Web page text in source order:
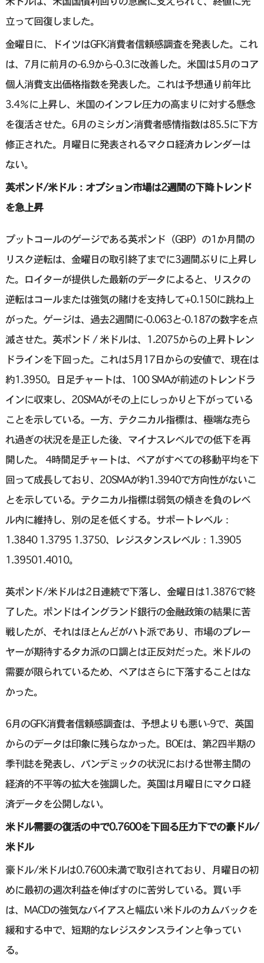
立って回復しました。
金曜日に、ドイツはGFK消費者信頼感調査を発表した。これ
は、7月に前月の-6.9から-0.3に改善した。米国は5月のコア
個人消費支出価格指数を発表した。これは予想通り前年比
3.4％に上昇し、米国のインフレ圧力の高まりに対する懸念
を復活させた。6月のミシガン消費者感情指数は85.5に下方
修正された。月曜日に発表されるマクロ経済カレンダーは
ない。
英ポンド/米ドル：オプション市場は2週間の下降トレンド
を急上昇
プットコールのゲージである英ポンド（GBP）の1か月間の
リスク逆転は、金曜日の取引終了までに3週間ぶりに上昇し
た。ロイターが提供した最新のデータによると、リスクの
逆転はコールまたは強気の賭けを支持して+0.150に跳ね上
がった。ゲージは、過去2週間に-0.063と-0.187の数字を点
滅させた。英ポンド / 米ドルは、1.2075からの上昇トレン
ドラインを下回った。これは5月17日からの安値で、現在は
約1.3950。日足チャートは、100 SMAが前述のトレンドラ
インに収束し、20SMAがその上にしっかりと下がっている
ことを示している。一方、テクニカル指標は、極端な売ら
れ過ぎの状況を是正した後、マイナスレベルでの低下を再
開した。 4時間足チャートは、ペアがすべての移動平均を下
回って成長しており、20SMAが約1.3940で方向性がないこ
とを示している。テクニカル指標は弱気の傾きを負のレベ
ル内に維持し、別の足を低くする。サポートレベル：
1.3840 1.3795 1.3750、レジスタンスレベル：1.3905
1.39501.4010。
英ポンド/米ドルは2日連続で下落し、金曜日は1.3876で終
了した。ポンドはイングランド銀行の金融政策の結果に苦
戦したが、それはほとんどがハト派であり、市場のプレー
ヤーが期待するタカ派の口調とは正反対だった。米ドルの
需要が限られているため、ペアはさらに下落することはな
かった。
6月のGFK消費者信頼感調査は、予想よりも悪い-9で、英国
からのデータは印象に残らなかった。BOEは、第2四半期の
季刊誌を発表し、パンデミックの状況における世帯主間の
経済的不平等の拡大を強調した。英国は月曜日にマクロ経
済データを公開しない。
米ドル需要の復活の中で0.7600を下回る圧力下での豪ドル/
米ドル
豪ドル/米ドルは0.7600未満で取引されており、月曜日の初
めに最初の週次利益を伸ばすのに苦労している。買い手
は、MACDの強気なバイアスと幅広い米ドルのカムバックを
緩和する中で、短期的なレジスタンスラインと争ってい
る。